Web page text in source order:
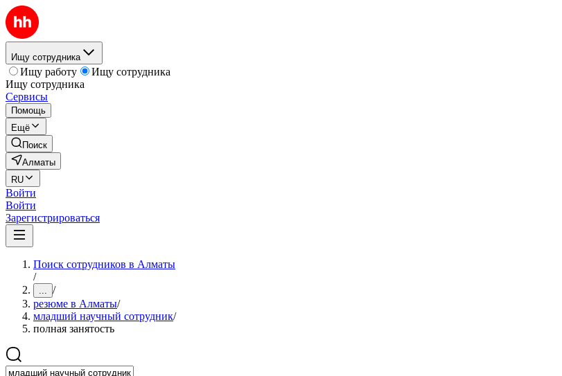
Ищу сотрудника
Ищу работу
Ищу сотрудника
Ищу сотрудника
Сервисы
Помощь
Ещё
Поиск
Алматы
RU
Войти
Войти
Зарегистрироваться
Поиск сотрудников в Алматы
/
... /
резюме в Алматы/
младший научный сотрудник/
полная занятость